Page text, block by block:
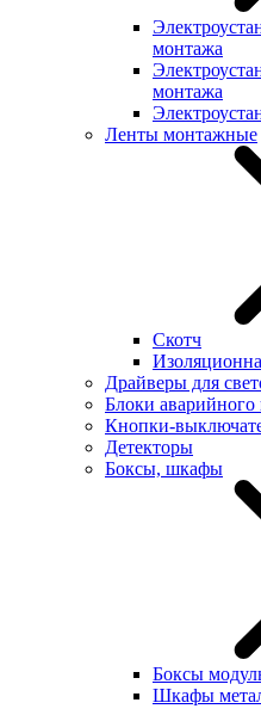
монтажа
монтажа
Ленты монтажные
Скотч
Драйверы для
Блоки аварийного
Кнопки-
Детекторы
Боксы, шкафы
Боксы
Шкафы